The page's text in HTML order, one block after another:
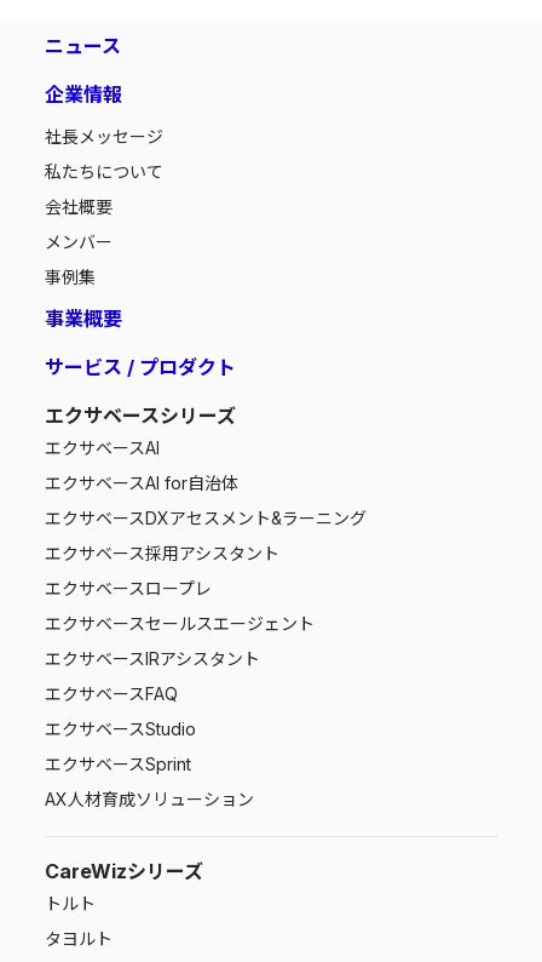
ニュース
企業情報
社長メッセージ
私たちについて
会社概要
メンバー
事例集
事業概要
サービス / プロダクト
エクサベースシリーズ
エクサベースAI
エクサベースAI for自治体
エクサベースDXアセスメント&ラーニング
エクサベース採用アシスタント
エクサベースロープレ
エクサベースセールスエージェント
エクサベースIRアシスタント
エクサベースFAQ
エクサベースStudio
エクサベースSprint
AX人材育成ソリューション
CareWizシリーズ
トルト
タヨルト